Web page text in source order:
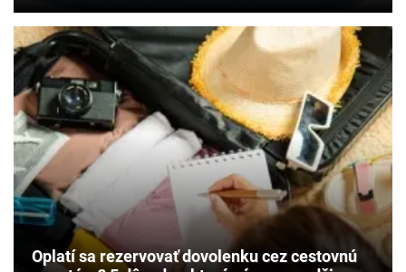
Oplatí sa rezervovať dovolenku cez cestovnú